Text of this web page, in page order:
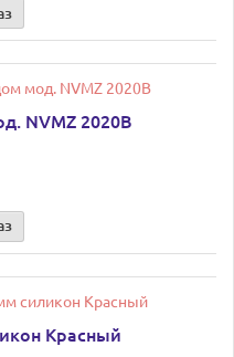
NVMZ 2020В
Красный